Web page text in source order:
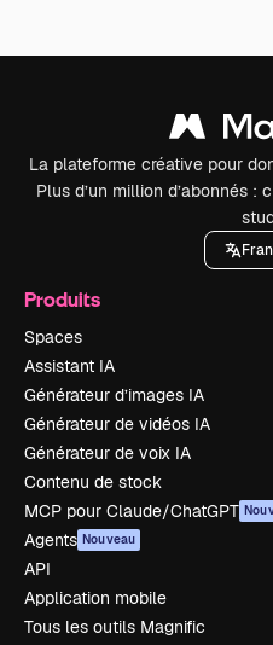
La plateforme créative pour
Plus d’un million d’abonnés :
Produits
Spaces
Assistant IA
Générateur d’images IA
Générateur de vidéos IA
Générateur de voix IA
Contenu de stock
MCP pour Claude/ChatGPT
Agents Nouveau
API
Application mobile
Tous les outils Magnific